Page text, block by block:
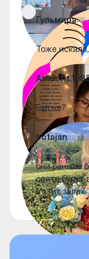
Гульмира29
Тоже
Бұл не?
botajan28
они раньше
опять будут
в этих залах.